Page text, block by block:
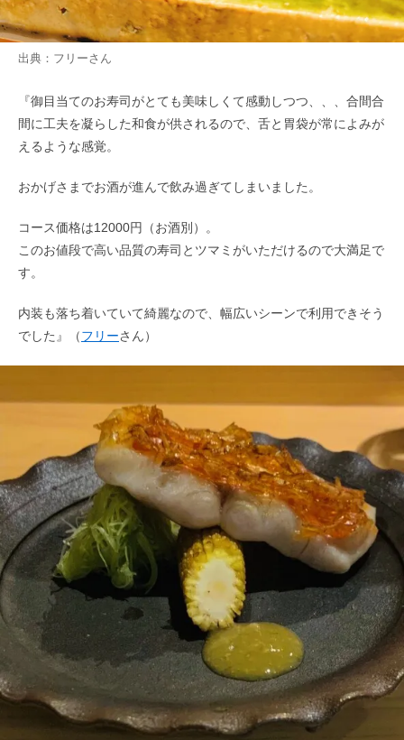
出典： フリーさん
『御目当てのお寿司がとても美味しくて感動しつつ、、、合間合
間に工夫を凝らした和食が供されるので、舌と胃袋が常によみが
えるような感覚。
おかげさまでお酒が進んで飲み過ぎてしまいました。
コース価格は12000円（お酒別）。
このお値段で高い品質の寿司とツマミがいただけるので大満足で
す。
内装も落ち着いていて綺麗なので、幅広いシーンで利用できそう
でした』（フリーさん）